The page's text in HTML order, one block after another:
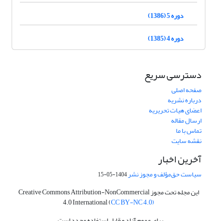
دوره 5 (1386)
دوره 4 (1385)
دسترسی سریع
صفحه اصلی
درباره نشریه
اعضای هیات تحریریه
ارسال مقاله
تماس با ما
نقشه سایت
آخرین اخبار
سیاست حق‌مؤلف و مجوز نشر1404-05-15
این مجله تحت مجوز Creative Commons Attribution-NonCommercial
4.0 International (CC BY-NC 4.0)